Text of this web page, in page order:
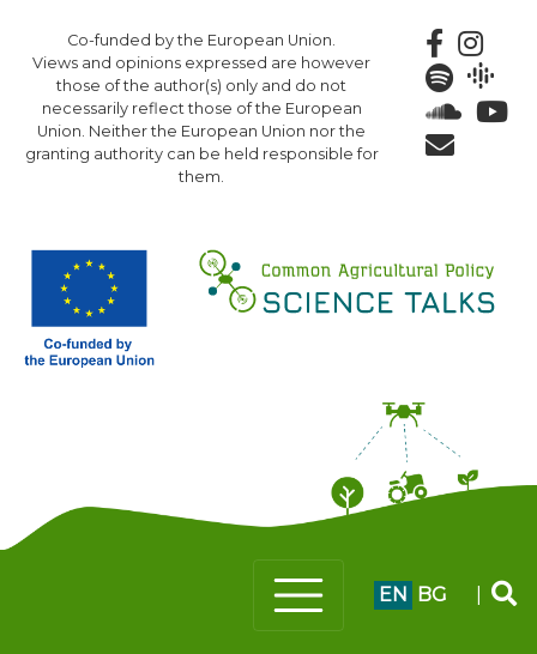
to
main
content
Co-funded by the European Union.
Views and opinions expressed are however
those of the author(s) only and do not
necessarily reflect those of the European
Union. Neither the European Union nor the
granting authority can be held responsible for
them.
EN BG